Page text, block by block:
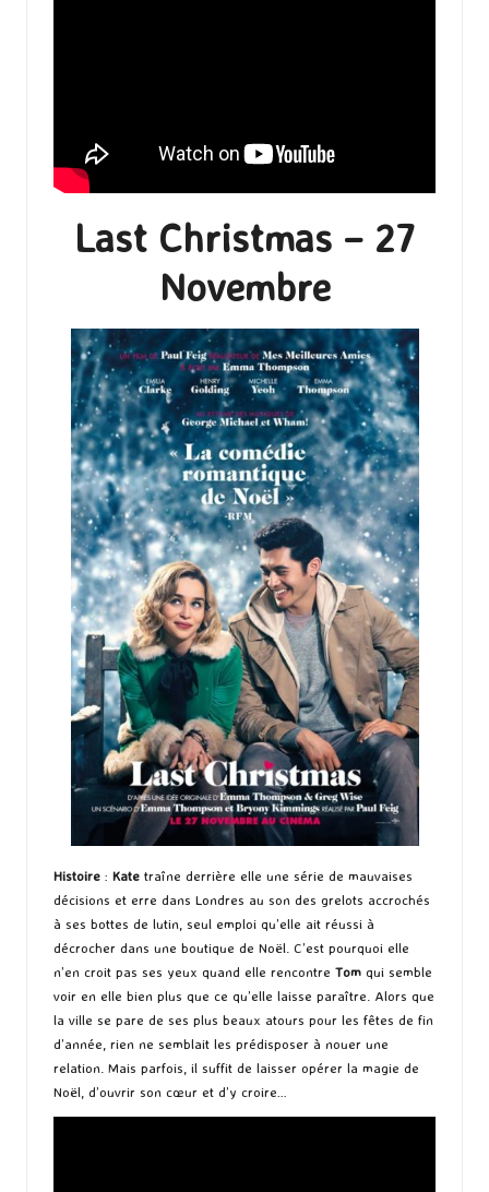
Last Christmas – 27
Novembre
Histoire : Kate traîne derrière elle une série de mauvaises
décisions et erre dans Londres au son des grelots accrochés
à ses bottes de lutin, seul emploi qu’elle ait réussi à
décrocher dans une boutique de Noël. C’est pourquoi elle
n’en croit pas ses yeux quand elle rencontre Tom qui semble
voir en elle bien plus que ce qu’elle laisse paraître. Alors que
la ville se pare de ses plus beaux atours pour les fêtes de fin
d’année, rien ne semblait les prédisposer à nouer une
relation. Mais parfois, il suffit de laisser opérer la magie de
Noël, d’ouvrir son cœur et d’y croire…